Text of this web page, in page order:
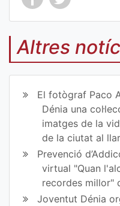
Co
mp
art
ir
en
Fa
ce
bo
ok
Co
mp
art
ir
en
Tw
itt
er
Altres
El fotògraf Paco
Dénia una
imatges de la
de la ciutat al
Prevenció
virtual "Quan
recordes millor"
Joventut Dénia